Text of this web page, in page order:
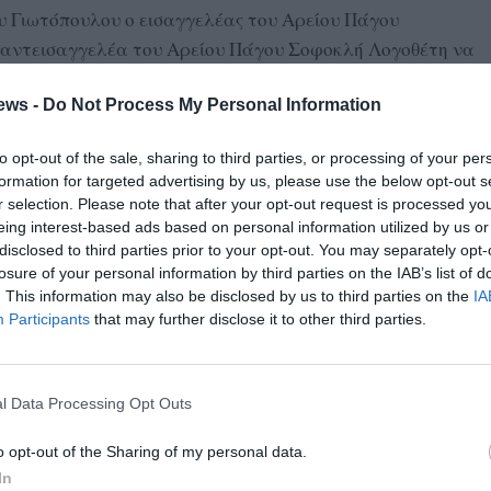
- Do Not Process My Personal Information
opt-out of the sale, sharing to third parties, or processing of your
for targeted advertising by us, please use the below opt-out
selection. Please note that after your opt-out request is processed
interest-based ads based on personal information utilized by us
to third parties prior to your opt-out. You may separately
of your personal information by third parties on the IAB’s list of
This information may also be disclosed by us to third parties on the
Participants that may further disclose it to other third parties.
Data Processing Opt Outs
opt-out of the Sharing of my personal data.
ο εισαγγελέας του Αρείου Πάγου
του Αρείου Πάγου Σοφοκλή Λογοθέτη να
του Εφετείου Πειραιά. Ο τελευταίος έκρινε ότι
των δολοφονιών της 17 Νοέμβρη διότι δεν έχει εκτίσει
ποινής που είναι 25 χρόνια, αλλά δεν
για την αποφυλάκιση του πολύισοβιτη κι έτσι
πρότεινε την αναίρεση του βουλεύματος του
που αποφυλάκισε τον Αλέξανδρο Γιωτόπουλο.
2002, όταν ξεκίνησε η εξάρθρωση της τρομοκρατικής
ενώ ουδέποτε δήλωσε μεταμέλεια για τις πράξεις
αυτουργός των στυγερών δολοφονιών της οργάνωσης,
Γιωτόπουλο και οι καταδικασθέντες σε πολυετείς
Κουφοντίνας και οι αδελφοί Σάββας και